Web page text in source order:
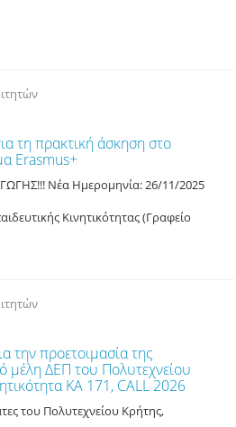
τη πρακτική άσκηση στο
Erasmus+
Νέα Ημερομηνία: 26/11/2025
Κινητικότητας (Γραφείο
την προετοιμασία της
μέλη ΔΕΠ του Πολυτεχνείου
ΚΑ 171, CALL 2026
του Πολυτεχνείου Κρήτης,